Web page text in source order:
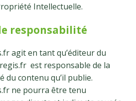
Intellectuelle.
responsabilité
agit en tant qu’éditeur du
est responsable de la
du contenu qu’il publie.
ne pourra être tenu